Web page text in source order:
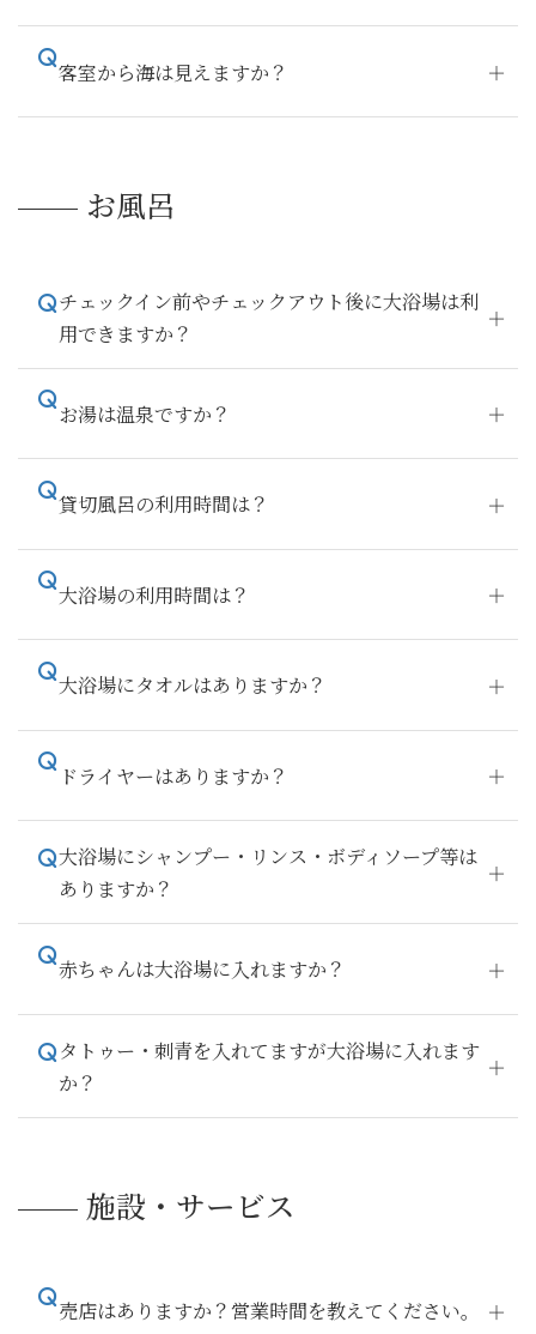
客室から海は見えますか？
お風呂
チェックイン前やチェックアウト後に大浴場は利
用できますか？
お湯は温泉ですか？
貸切風呂の利用時間は？
大浴場の利用時間は？
大浴場にタオルはありますか？
ドライヤーはありますか？
大浴場にシャンプー・リンス・ボディソープ等は
ありますか？
赤ちゃんは大浴場に入れますか？
タトゥー・刺青を入れてますが大浴場に入れます
か？
施設・サービス
売店はありますか？営業時間を教えてください。